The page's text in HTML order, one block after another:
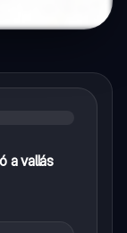
a vallás